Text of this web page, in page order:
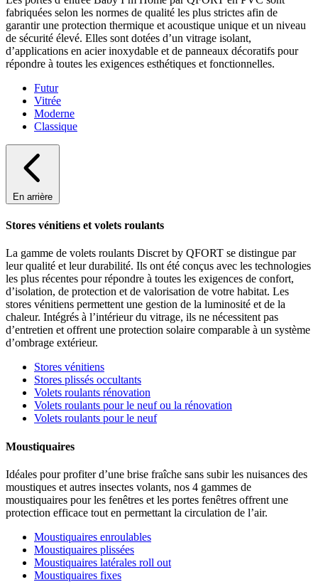
fabriquées selon les normes de qualité les plus strictes afin de
garantir une protection thermique et acoustique unique et un niveau
de sécurité élevé. Elles sont dotées d’un vitrage isolant,
d’applications en acier inoxydable et de panneaux décoratifs pour
répondre à toutes les exigences esthétiques et fonctionnelles.
Futur
Vitrée
Moderne
Classique
En arrière
Stores vénitiens et volets roulants
La gamme de volets roulants Discret by QFORT se distingue par
leur qualité et leur durabilité. Ils ont été conçus avec les technologies
les plus récentes pour répondre à toutes les exigences de confort,
d’isolation, de protection et de valorisation de votre habitat. Les
stores vénitiens permettent une gestion de la luminosité et de la
chaleur. Intégrés à l’intérieur du vitrage, ils ne nécessitent pas
d’entretien et offrent une protection solaire comparable à un système
d’ombrage extérieur.
Stores vénitiens
Stores plissés occultants
Volets roulants rénovation
Volets roulants pour le neuf ou la rénovation
Volets roulants pour le neuf
Moustiquaires
Idéales pour profiter d’une brise fraîche sans subir les nuisances des
moustiques et autres insectes volants, nos 4 gammes de
moustiquaires pour les fenêtres et les portes fenêtres offrent une
protection efficace tout en permettant la circulation de l’air.
Moustiquaires enroulables
Moustiquaires plissées
Moustiquaires latérales roll out
Moustiquaires fixes